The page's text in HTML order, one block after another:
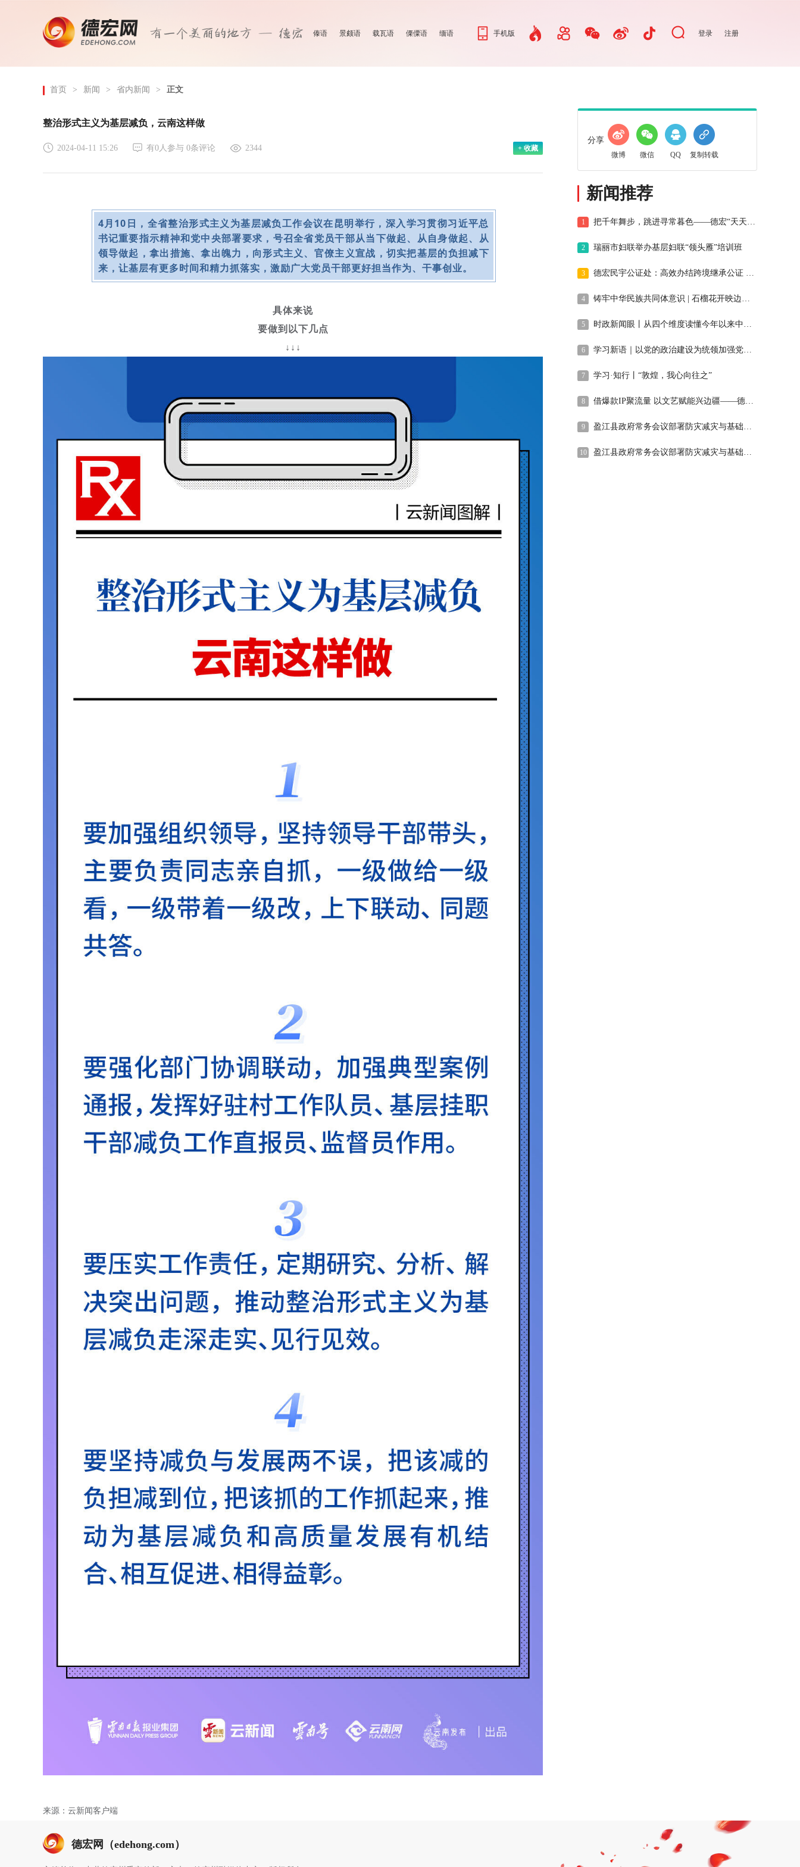
傣语 景颇语 载瓦语 傈僳语 缅语 手机版 登录 注册
首页 > 新闻 > 省内新闻 > 正文
整治形式主义为基层减负，云南这样做
2024-04-11 15:26 有0人参与 0条评论 2344 + 收藏
4月10日，全省整治形式主义为基层减负工作会议在昆明举行，深入学习贯彻习近平总
书记重要指示精神和党中央部署要求，号召全省党员干部从当下做起、从自身做起、从
领导做起，拿出措施、拿出魄力，向形式主义、官僚主义宣战，切实把基层的负担减下
来，让基层有更多时间和精力抓落实，激励广大党员干部更好担当作为、干事创业。
具体来说
要做到以下几点
↓↓↓
来源：云新闻客户端
分享
微博 微信 QQ 复制转载
新闻推荐
1 把千年舞步，跳进寻常暮色——德宏“天天目瑙纵歌”纪事
2 瑞丽市妇联举办基层妇联“领头雁”培训班
3 德宏民宇公证处：高效办结跨境继承公证 司法温度暖侨心
4 铸牢中华民族共同体意识 | 石榴花开映边关 委员宣讲固同心——德宏州政协“石榴红”宣讲团工作纪实
5 时政新闻眼丨从四个维度读懂今年以来中国元首外交
6 学习新语｜以党的政治建设为统领加强党的各方面建设
7 学习·知行丨“敦煌，我心向往之”
8 借爆款IP聚流量 以文艺赋能兴边疆——德宏州文联2026年上半年文艺工作回眸
9 盈江县政府常务会议部署防灾减灾与基础教育工作
10 盈江县政府常务会议部署防灾减灾与基础教育工作
德宏网（edehong.com）